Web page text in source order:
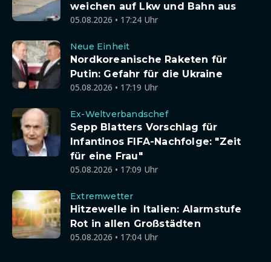
weichen auf Lkw und Bahn aus
05.08.2026 • 17:24 Uhr
Neue Einheit
Nordkoreanische Raketen für
Putin: Gefahr für die Ukraine
05.08.2026 • 17:19 Uhr
Ex-Weltverbandschef
Sepp Blatters Vorschlag für
Infantinos FIFA-Nachfolge: "Zeit
für eine Frau"
05.08.2026 • 17:09 Uhr
Extremwetter
Hitzewelle in Italien: Alarmstufe
Rot in allen Großstädten
05.08.2026 • 17:04 Uhr